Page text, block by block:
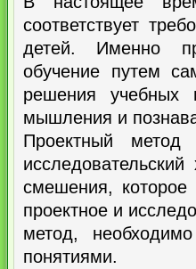
соответствует
детей. Именно
обучение путем
решения учебных
мышления и
Проектный
смешения, которое
проектное и
метод,
понятиями.